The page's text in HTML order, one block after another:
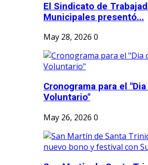
El Sindicato de
Municipales presentó...
May 28, 2026 0
Cronograma para el
Voluntario"
May 26, 2026 0